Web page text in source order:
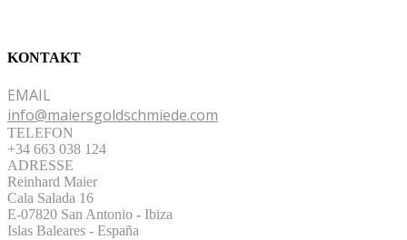
KONTAKT
EMAIL
info@maiersgoldschmiede.com
TELEFON
+34 663 038 124
ADRESSE
Reinhard Maier
Cala Salada 16
E-07820 San Antonio - Ibiza
Islas Baleares - España